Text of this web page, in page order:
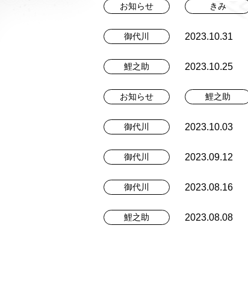
お知らせ きみ
御代川 2023.10.31
鯉之助 2023.10.25
お知らせ 鯉之助
御代川 2023.10.03
御代川 2023.09.12
御代川 2023.08.16
鯉之助 2023.08.08